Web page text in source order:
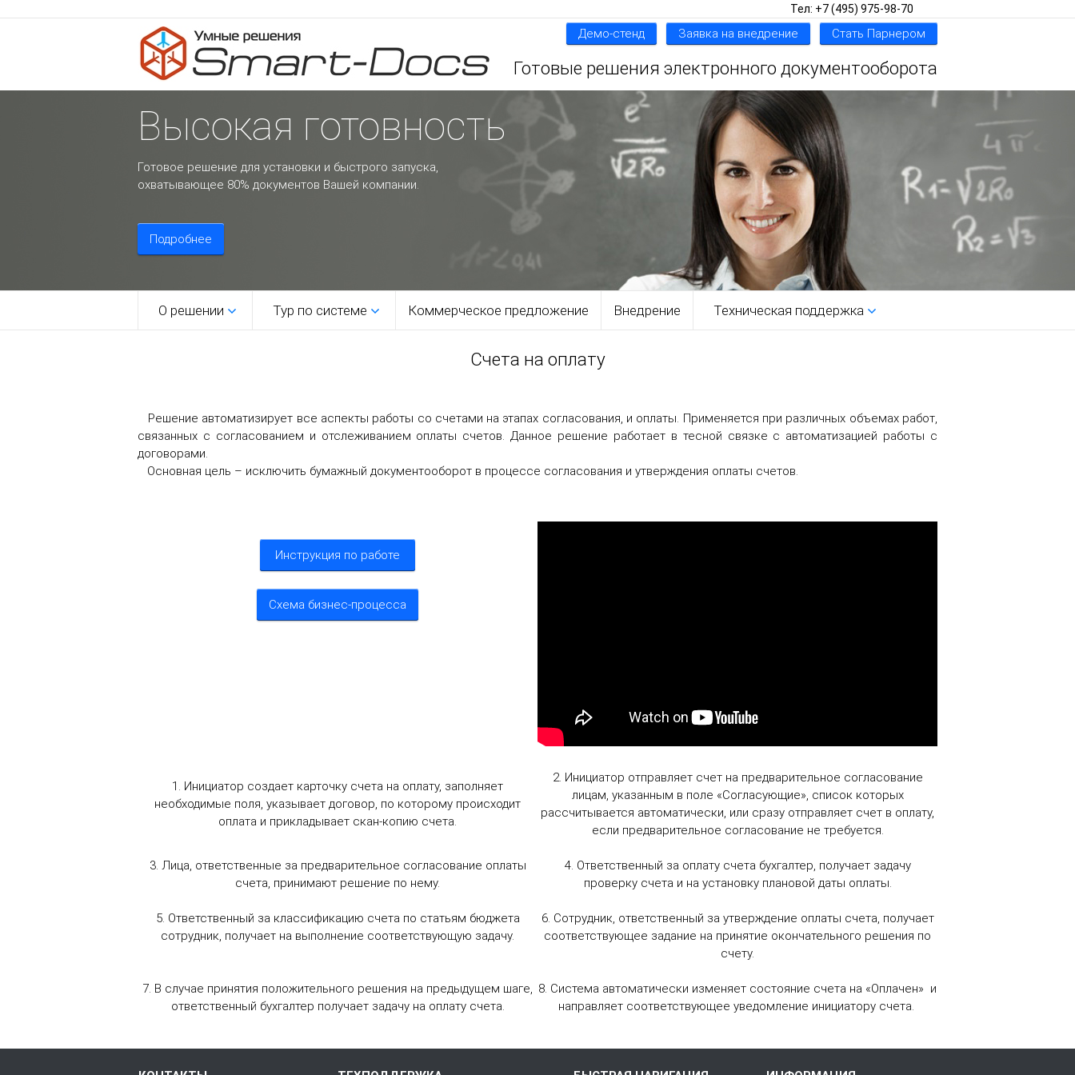
Тел: +7 (495) 975-98-70
Демо-стенд Заявка на внедрение Стать Парнером
Готовые решения электронного документооборота
Высокая готовность
Готовое решение для установки и быстрого запуска,
охватывающее 80% документов Вашей компании.
Подробнее
О решении Тур по системе Коммерческое предложение Внедрение Техническая поддержка
Счета на оплату
Решение автоматизирует все аспекты работы со счетами на этапах согласования, и оплаты. Применяется при различных объемах работ,
связанных с согласованием и отслеживанием оплаты счетов. Данное решение работает в тесной связке с автоматизацией работы с
договорами.
Основная цель – исключить бумажный документооборот в процессе согласования и утверждения оплаты счетов.
Инструкция по работе
Схема бизнес-процесса
1. Инициатор создает карточку счета на оплату, заполняет
необходимые поля, указывает договор, по которому происходит
оплата и прикладывает скан-копию счета.
2. Инициатор отправляет счет на предварительное согласование
лицам, указанным в поле «Согласующие», список которых
рассчитывается автоматически, или сразу отправляет счет в оплату,
если предварительное согласование не требуется.
3. Лица, ответственные за предварительное согласование оплаты
счета, принимают решение по нему.
4. Ответственный за оплату счета бухгалтер, получает задачу
проверку счета и на установку плановой даты оплаты.
5. Ответственный за классификацию счета по статьям бюджета
сотрудник, получает на выполнение соответствующую задачу.
6. Сотрудник, ответственный за утверждение оплаты счета, получает
соответствующее задание на принятие окончательного решения по
счету.
7. В случае принятия положительного решения на предыдущем шаге,
ответственный бухгалтер получает задачу на оплату счета.
8. Система автоматически изменяет состояние счета на «Оплачен» и
направляет соответствующее уведомление инициатору счета.